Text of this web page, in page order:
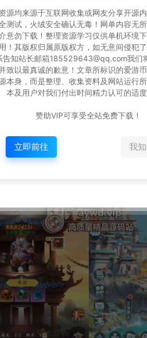
源均来源于互联网收集或网友分享开源
测试，火绒安全确认无毒！网单内容无
意勿下载！整理资源学习仅供单机环境
！其版权归属原版权方，如无意间侵犯
告知站长邮箱185529643@qq.com我们
致以最真诚的歉意！文章所标识的爱游
本身，而是整理、收集资料及网站运行
本及用户对我们付出时间精力认可的适度
赞助VIP可享受全站免费下载！
立即前往 我